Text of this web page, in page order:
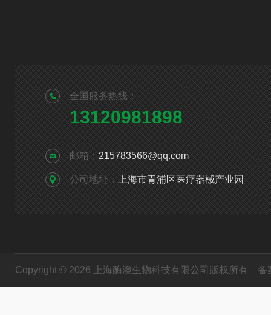
全国服务热线：
13120981898
邮箱： 215783566@qq.com
公司地址： 上海市青浦区医疗器械产业园
Copyright © 2026 上海酶澳生物科技有限公司版权所有 备